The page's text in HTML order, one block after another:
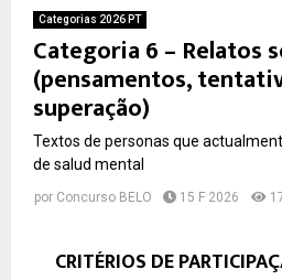
Categorias 2026 PT
Categoria 6 – Relatos
(pensamentos,
superação)
Textos de personas que
de salud mental
por Concurso BELO 15 F 2026
CRITÉRIOS DE